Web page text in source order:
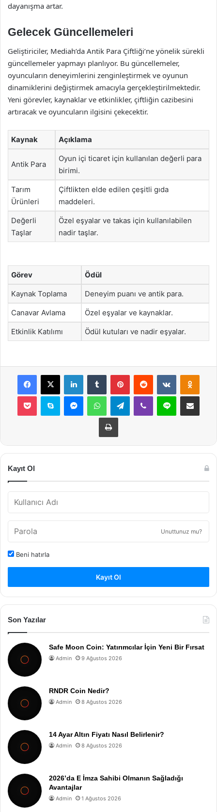
dayanışma artar.
Gelecek Güncellemeleri
Geliştiriciler, Mediah’da Antik Para Çiftliği’ne yönelik sürekli
güncellemeler yapmayı planlıyor. Bu güncellemeler,
oyuncuların deneyimlerini zenginleştirmek ve oyunun
dinamiklerini değiştirmek amacıyla gerçekleştirilmektedir.
Yeni görevler, kaynaklar ve etkinlikler, çiftliğin cazibesini
artıracak ve oyuncuların ilgisini çekecektir.
Kaynak Açıklama
Antik Para
Oyun içi ticaret için kullanılan değerli para
birimi.
Tarım
Ürünleri
Çiftlikten elde edilen çeşitli gıda
maddeleri.
Değerli
Taşlar
Özel eşyalar ve takas için kullanılabilen
nadir taşlar.
Görev Ödül
Kaynak Toplama Deneyim puanı ve antik para.
Canavar Avlama Özel eşyalar ve kaynaklar.
Etkinlik Katılımı Ödül kutuları ve nadir eşyalar.
Facebook
X LinkedInTumblr PinterestReddit VKontakte
Pocket Skype MessengerWhatsAppTelegramViber Line E-Posta ile
Yazdır
Kayıt Ol
Unuttunuz mu?
Beni hatırla
Kayıt Ol
Son Yazılar
Safe Moon Coin: Yatırımcılar İçin Yeni Bir Fırsat
Admin 9 Ağustos 2026
RNDR Coin Nedir?
Admin 8 Ağustos 2026
14 Ayar Altın Fiyatı Nasıl Belirlenir?
Admin 8 Ağustos 2026
2026’da E İmza Sahibi Olmanın Sağladığı
Avantajlar
Admin 1 Ağustos 2026